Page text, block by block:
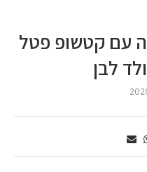
עם קטשופ פטל
לבן